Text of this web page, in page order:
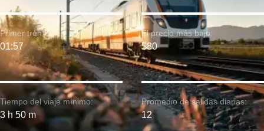
Tiempo del viaje mínimo:
3 h 50 m
Primer tren:
01:57
El precio más bajo:
$80
Promedio de salidas diarias:
12